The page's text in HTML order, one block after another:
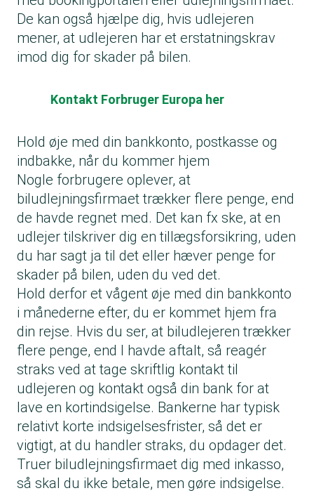
De kan også hjælpe dig, hvis udlejeren
mener, at udlejeren har et erstatningskrav
imod dig for skader på bilen.
Kontakt Forbruger Europa her
Hold øje med din bankkonto, postkasse og
indbakke, når du kommer hjem
Nogle forbrugere oplever, at
biludlejningsfirmaet trækker flere penge, end
de havde regnet med. Det kan fx ske, at en
udlejer tilskriver dig en tillægsforsikring, uden
du har sagt ja til det eller hæver penge for
skader på bilen, uden du ved det.
Hold derfor et vågent øje med din bankkonto
i månederne efter, du er kommet hjem fra
din rejse. Hvis du ser, at biludlejeren trækker
flere penge, end I havde aftalt, så reagér
straks ved at tage skriftlig kontakt til
udlejeren og kontakt også din bank for at
lave en kortindsigelse. Bankerne har typisk
relativt korte indsigelsesfrister, så det er
vigtigt, at du handler straks, du opdager det.
Truer biludlejningsfirmaet dig med inkasso,
så skal du ikke betale, men gøre indsigelse.